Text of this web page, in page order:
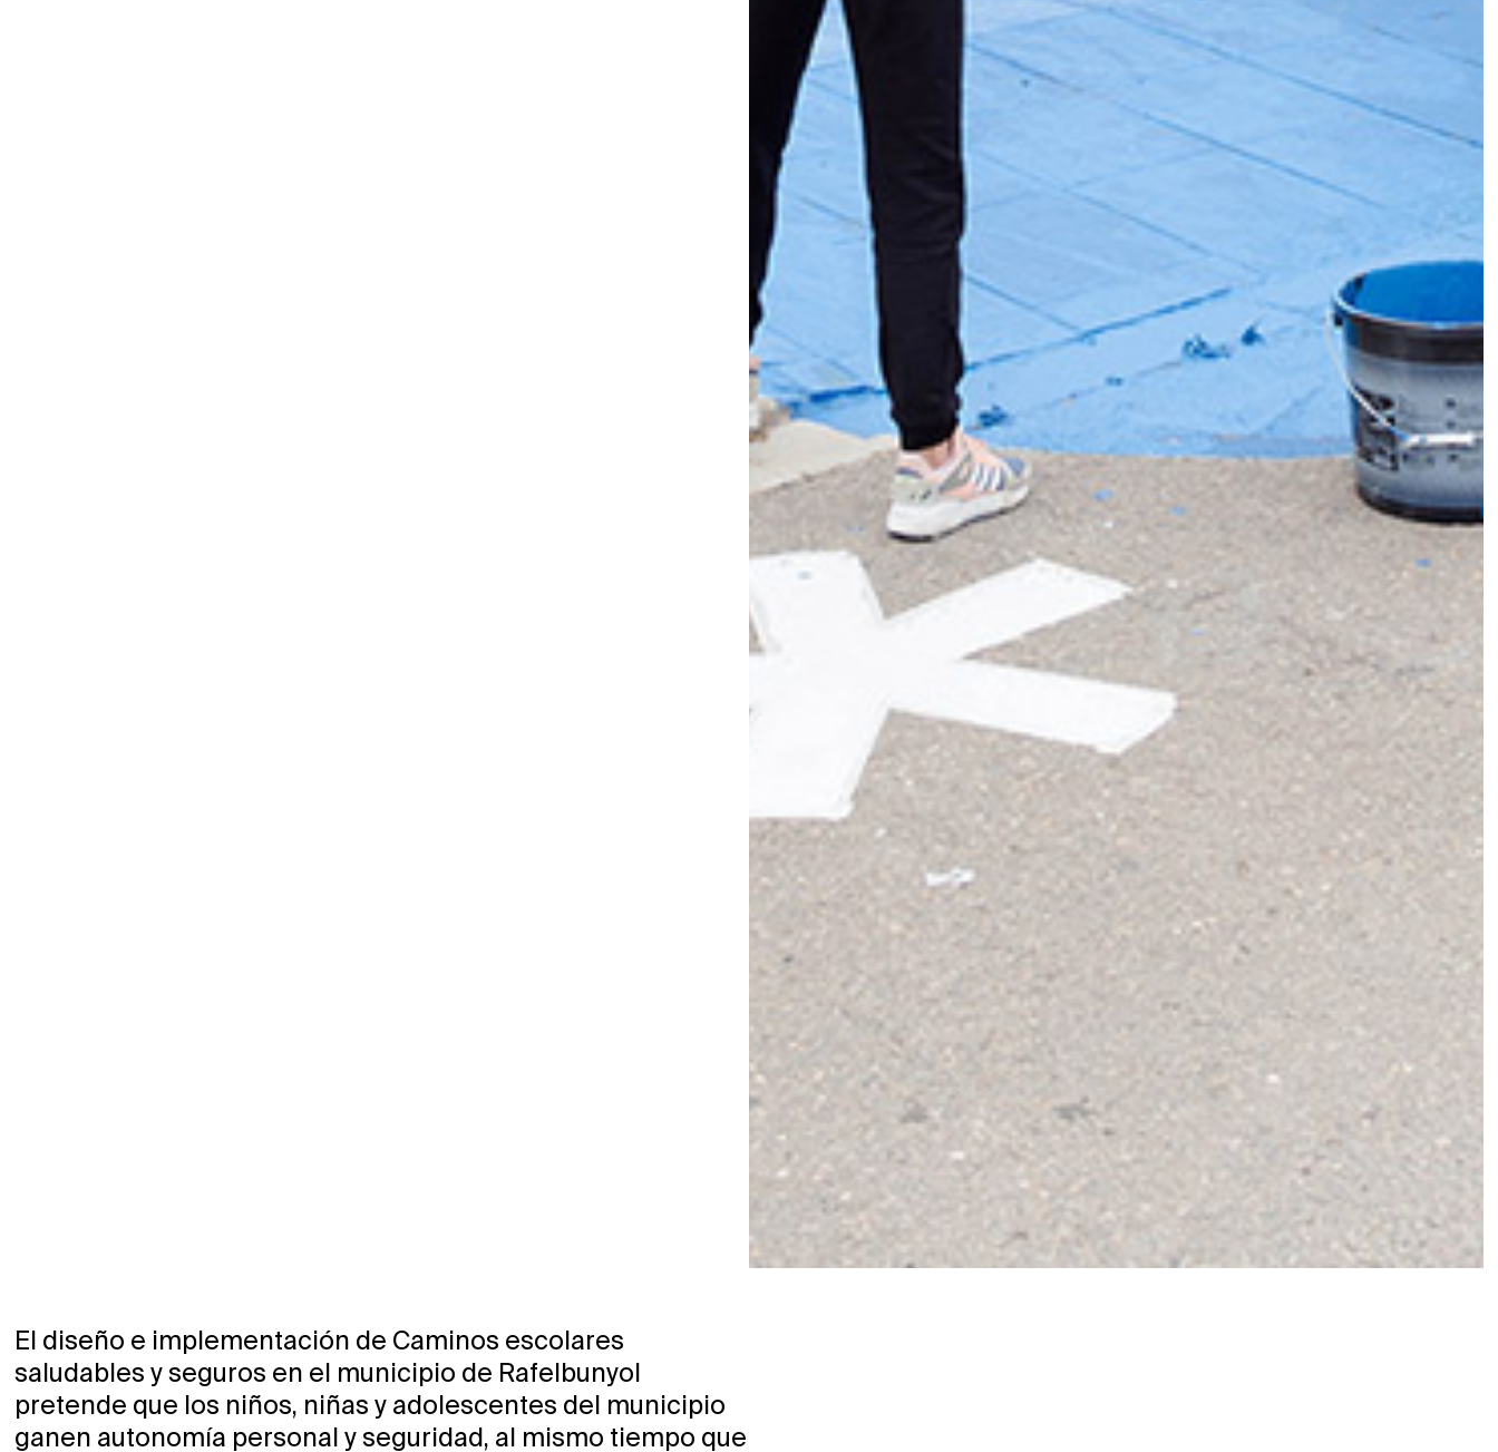
El diseño e implementación de Caminos escolares
saludables y seguros en el municipio de Rafelbunyol
pretende que los niños, niñas y adolescentes del municipio
ganen autonomía personal y seguridad, al mismo tiempo que